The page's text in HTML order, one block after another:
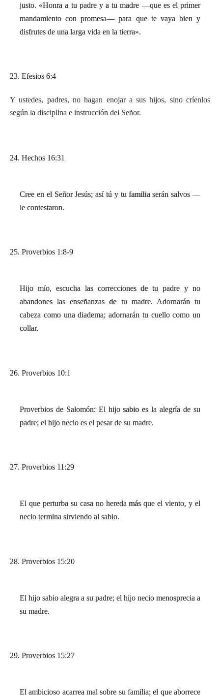
justo. «Honra a tu padre y a tu madre —que es el primer
mandamiento con promesa— para que te vaya bien y
disfrutes de una larga vida en la tierra».
23. Efesios 6:4
Y ustedes, padres, no hagan enojar a sus hijos, sino críenlos
según la disciplina e instrucción del Señor.
24. Hechos 16:31
Cree en el Señor Jesús; así tú y tu familia serán salvos —
le contestaron.
25. Proverbios 1:8-9
Hijo mío, escucha las correcciones de tu padre y no
abandones las enseñanzas de tu madre. Adornarán tu
cabeza como una diadema; adornarán tu cuello como un
collar.
26. Proverbios 10:1
Proverbios de Salomón: El hijo sabio es la alegría de su
padre; el hijo necio es el pesar de su madre.
27. Proverbios 11:29
El que perturba su casa no hereda más que el viento, y el
necio termina sirviendo al sabio.
28. Proverbios 15:20
El hijo sabio alegra a su padre; el hijo necio menosprecia a
su madre.
29. Proverbios 15:27
El ambicioso acarrea mal sobre su familia; el que aborrece